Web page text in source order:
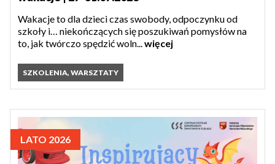
Wakacje to dla dzieci czas swobody, odpoczynku od
szkoły i… niekończących się poszukiwań pomysłów na
to, jak twórczo spędzić woln...więcej
SZKOLENIA, WARSZTATY
LATO 2026